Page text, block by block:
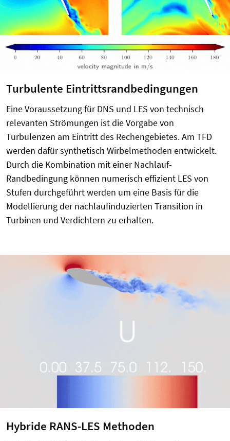
Turbulente Eintrittsrandbedingungen
Eine Voraussetzung für DNS und LES von technisch
relevanten Strömungen ist die Vorgabe von
Turbulenzen am Eintritt des Rechengebietes. Am TFD
werden dafür synthetisch Wirbelmethoden entwickelt.
Durch die Kombination mit einer Nachlauf-
Randbedingung können numerisch effizient LES von
Stufen durchgeführt werden um eine Basis für die
Modellierung der nachlaufinduzierten Transition in
Turbinen und Verdichtern zu erhalten.
Hybride RANS-LES Methoden